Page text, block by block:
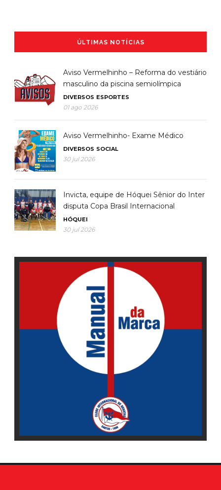
ÚLTIMAS NOTÍCIAS
Aviso Vermelhinho – Reforma do vestiário
masculino da piscina semiolímpica
DIVERSOS ESPORTES
01 ago 2026
Aviso Vermelhinho- Exame Médico
DIVERSOS SOCIAL
30 jul 2026
Invicta, equipe de Hóquei Sênior do Inter
disputa Copa Brasil Internacional
HÓQUEI
30 jul 2026